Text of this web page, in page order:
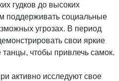
гудков до высоких
поддерживать социальные
угрозах. В период
свои яркие
чтобы привлечь самок.
активно исследуют свое